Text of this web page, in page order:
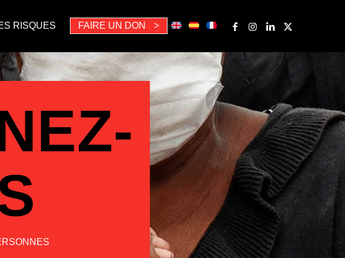
RISQUES FAIRE UN DON >